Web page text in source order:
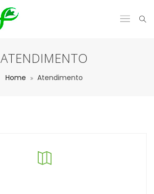
ATENDIMENTO
Home Atendimento